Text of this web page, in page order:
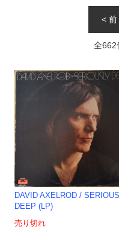
< 前
全662
DAVID AXELROD ‎/
DEEP (LP)
売り切れ